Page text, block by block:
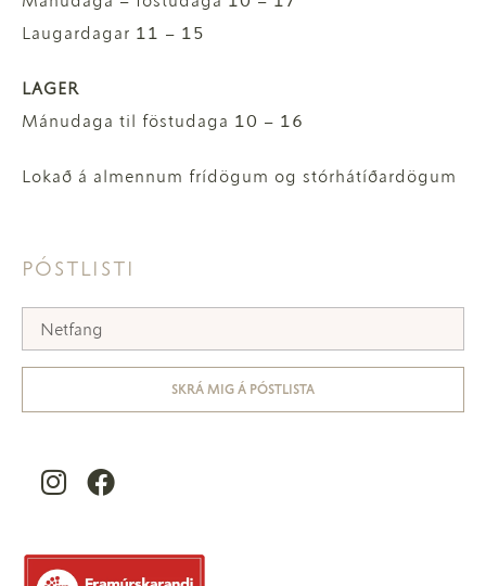
Laugardagar 11 – 15
LAGER
Mánudaga til föstudaga 10 – 16
Lokað á almennum frídögum og stórhátíðardögum
PÓSTLISTI
SKRÁ MIG Á PÓSTLISTA